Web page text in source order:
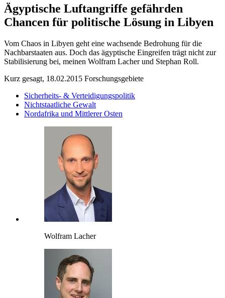
Ägyptische Luftangriffe gefährden
Chancen für politische Lösung in Libyen
Vom Chaos in Libyen geht eine wachsende Bedrohung für die
Nachbarstaaten aus. Doch das ägyptische Eingreifen trägt nicht zur
Stabilisierung bei, meinen Wolfram Lacher und Stephan Roll.
Kurz gesagt, 18.02.2015 Forschungsgebiete
Sicherheits- & Verteidigungspolitik
Nichtstaatliche Gewalt
Nordafrika und Mittlerer Osten
Wolfram Lacher